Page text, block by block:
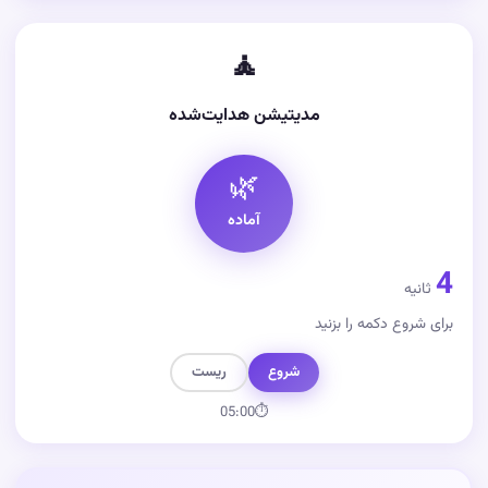
🧘
مدیتیشن هدایت‌شده
🌿
آماده
4 ثانیه
برای شروع دکمه را بزنید
شروع
ریست
⏱
05:00